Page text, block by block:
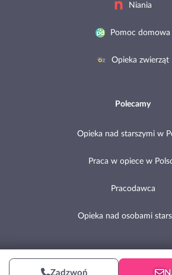
Zadzwoń
Niania
Pomoc domowa
Opieka zwierząt
Polecamy
Opieka nad starszymi w
Praca w opiece w
Pracodawca
Opieka nad osobami
Copyright © 2002-2026